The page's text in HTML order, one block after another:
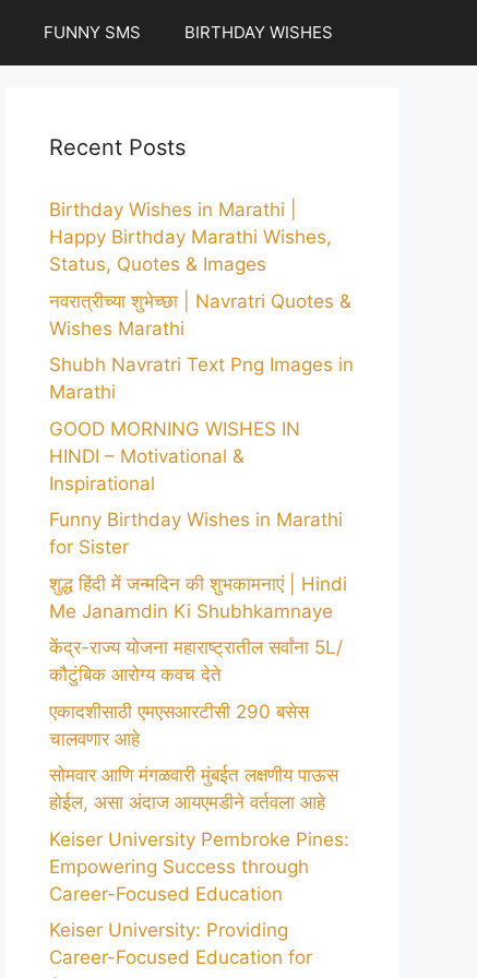
FUNNY SMS BIRTHDAY WISHES
Recent Posts
Birthday Wishes in Marathi |
Happy Birthday Marathi Wishes,
Status, Quotes & Images
नवरात्रीच्या शुभेच्छा | Navratri Quotes &
Wishes Marathi
Shubh Navratri Text Png Images in
Marathi
GOOD MORNING WISHES IN
HINDI – Motivational &
Inspirational
Funny Birthday Wishes in Marathi
for Sister
शुद्ध हिंदी में जन्मदिन की शुभकामनाएं | Hindi
Me Janamdin Ki Shubhkamnaye
केंद्र-राज्य योजना महाराष्ट्रातील सर्वांना 5L/
कौटुंबिक आरोग्य कवच देते
एकादशीसाठी एमएसआरटीसी 290 बसेस
चालवणार आहे
सोमवार आणि मंगळवारी मुंबईत लक्षणीय पाऊस
होईल, असा अंदाज आयएमडीने वर्तवला आहे
Keiser University Pembroke Pines:
Empowering Success through
Career-Focused Education
Keiser University: Providing
Career-Focused Education for